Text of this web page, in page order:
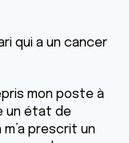
qui a un cancer
mon poste à
un état de
prescrit un